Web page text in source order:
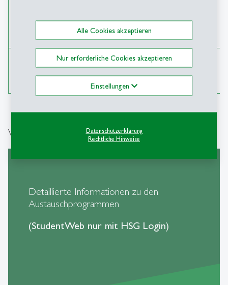
Alle Cookies akzeptieren
Nur erforderliche Cookies akzeptieren
Einstellungen
Datenschutzerklärung
Rechtliche Hinweise
Frühjahrssemester
Uhr – St.Gallen)
Frühjahrssemester
2028 und
Herbstsemester 2028
05. - 22. April 2027 (16.00
Uhr – St.Gallen)
Weiterführende Links
Detaillierte Informationen zu den
Austauschprogrammen
(StudentWeb nur mit HSG Login)